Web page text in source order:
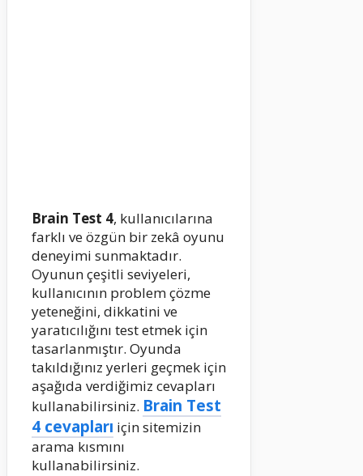
Brain Test 4, kullanıcılarına
farklı ve özgün bir zekâ oyunu
deneyimi sunmaktadır.
Oyunun çeşitli seviyeleri,
kullanıcının problem çözme
yeteneğini, dikkatini ve
yaratıcılığını test etmek için
tasarlanmıştır. Oyunda
takıldığınız yerleri geçmek için
aşağıda verdiğimiz cevapları
kullanabilirsiniz. Brain Test
4 cevapları için sitemizin
arama kısmını
kullanabilirsiniz.